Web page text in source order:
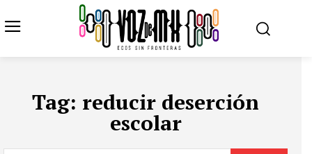
Tag: reducir deserción
escolar